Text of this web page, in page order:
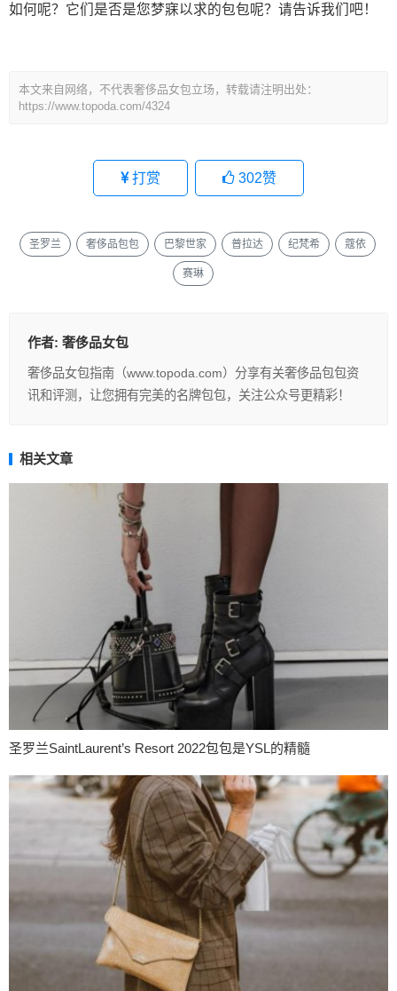
如何呢？它们是否是您梦寐以求的包包呢？请告诉我们吧！
本文来自网络，不代表奢侈品女包立场，转载请注明出处：
https://www.topoda.com/4324
打赏 302赞
圣罗兰 奢侈品包包 巴黎世家 普拉达 纪梵希 蔻依
赛琳
作者: 奢侈品女包
奢侈品女包指南（www.topoda.com）分享有关奢侈品包包资
讯和评测，让您拥有完美的名牌包包，关注公众号更精彩！
相关文章
圣罗兰SaintLaurent’s Resort 2022包包是YSL的精髓